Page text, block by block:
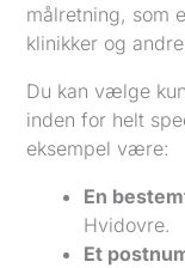
målretning, som
klinikker og
Du kan vælge
inden for helt
eksempel være:
En
Hvidovre.
Et